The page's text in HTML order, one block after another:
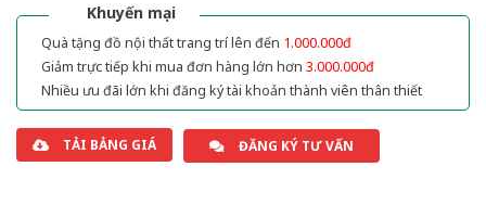
Khuyến mại
Quà tặng đồ nội thất trang trí lên đến 1.000.000đ
Giảm trực tiếp khi mua đơn hàng lớn hơn 3.000.000đ
Nhiều ưu đãi lớn khi đăng ký tài khoản thành viên thân thiết
TẢI BẢNG GIÁ ĐĂNG KÝ TƯ VẤN